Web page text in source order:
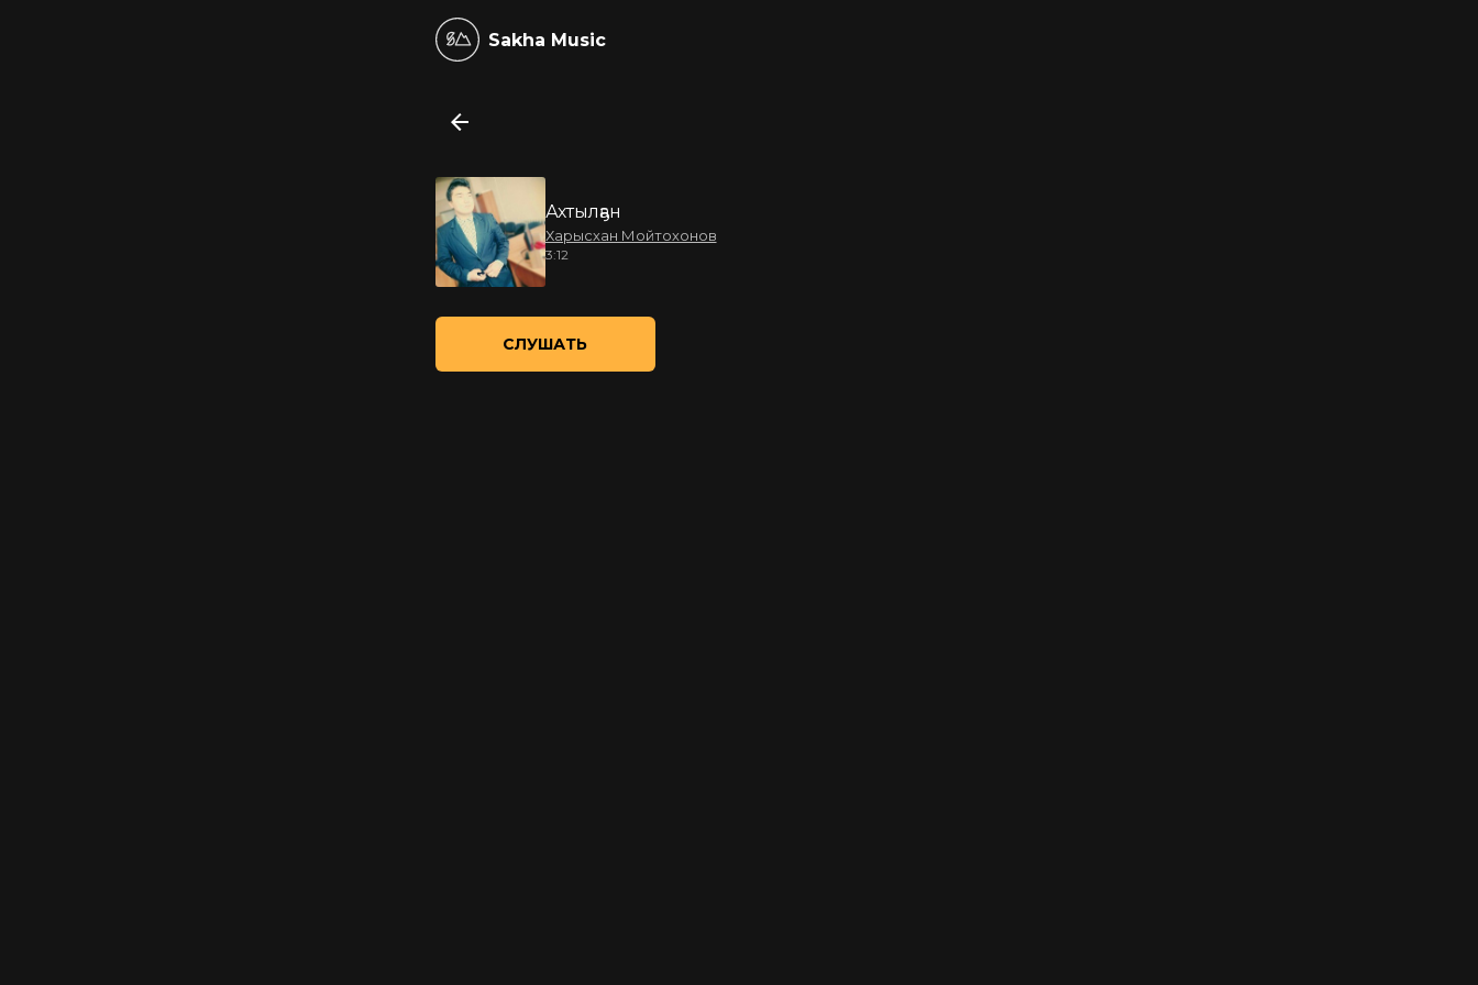
Sakha Music
Ахтылҕан
Харысхан Мойтохонов
3:12
СЛУШАТЬ